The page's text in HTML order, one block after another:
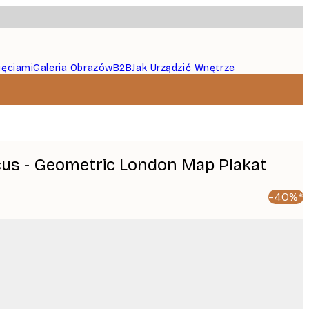
Galeria ObrazówB2BJak Urządzić Wnętrze
- Geometric London Map Plakat
-40%*